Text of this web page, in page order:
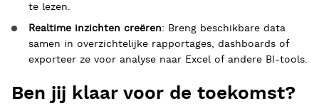
te lezen.
Realtime inzichten creëren: Breng beschikbare data
samen in overzichtelijke rapportages, dashboards of
exporteer ze voor analyse naar Excel of andere BI-tools.
Ben jij klaar voor de toekomst?